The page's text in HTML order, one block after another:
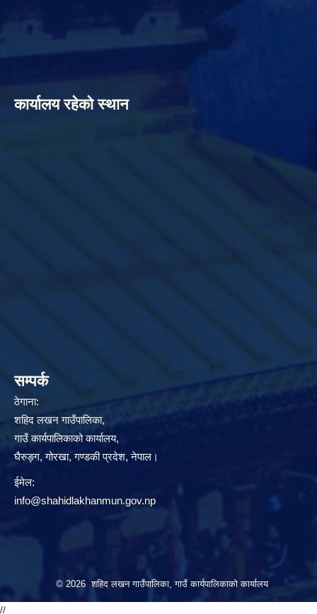
कार्यालय रहेको स्थान
सम्पर्क
ठेगाना:
शहिद लखन गाउँपालिका,
गाउँ कार्यपालिकाको कार्यालय,
घैरुङ्ग, गोरखा, गण्डकी प्रदेश, नेपाल।
ईमेल:
info@shahidlakhanmun.gov.np
© 2026 शहिद लखन गाउँपालिका, गाउँ कार्यपालिकाको कार्यालय
//